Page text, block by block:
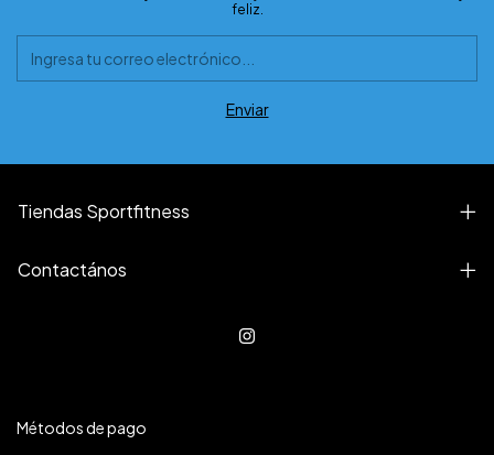
feliz.
Tiendas Sportfitness
Contactános
Métodos de pago